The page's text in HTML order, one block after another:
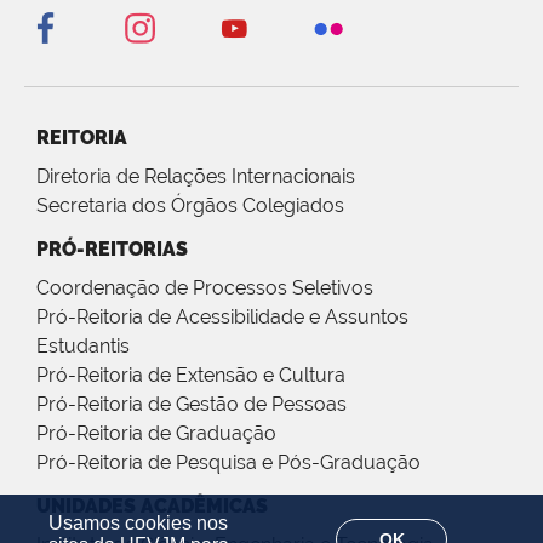
Usamos cookies nos
REITORIA
Diretoria de Relações Internacionais
Secretaria dos Órgãos Colegiados
PRÓ-REITORIAS
Coordenação de Processos Seletivos
Pró-Reitoria de Acessibilidade e Assuntos
Estudantis
Pró-Reitoria de Extensão e Cultura
Pró-Reitoria de Gestão de Pessoas
Pró-Reitoria de Graduação
Pró-Reitoria de Pesquisa e Pós-Graduação